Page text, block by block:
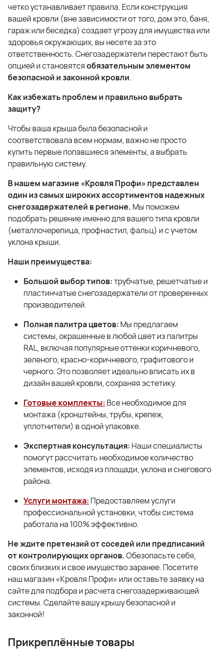
четко устанавливает правила. Если конструкция
вашей кровли (вне зависимости от того, дом это, баня,
гараж или беседка) создает угрозу для имущества или
здоровья окружающих, вы несете за это
ответственность. Снегозадержатели перестают быть
опцией и становятсяобязательным элементом
безопасной и законной кровли.
Как избежать проблем и правильно выбрать
защиту?
Чтобы ваша крыша была безопасной и
соответствовала всем нормам, важно не просто
купить первые попавшиеся элементы, а выбрать
правильную систему.
В нашем магазине «Кровля Профи» представлен
один из самых широких ассортиментов надежных
снегозадержателей в регионе. Мы поможем
подобрать решение именно для вашего типа кровли
(металлочерепица, профнастил, фальц) и с учетом
уклона крыши.
Наши преимущества:
Большой выбор типов:трубчатые, решетчатые и
пластинчатые снегозадержатели от проверенных
производителей.
Полная палитра цветов: Мы предлагаем
системы, окрашенные в любой цвет из палитры
RAL, включая популярные оттенки коричневого,
зеленого, красно-коричневого, графитового и
черного. Это позволяет идеально вписать их в
дизайн вашей кровли, сохраняя эстетику.
Готовые комплекты: Все необходимое для
монтажа (кронштейны, трубы, крепеж,
уплотнители) в одной упаковке.
Экспертная консультация: Наши специалисты
помогут рассчитать необходимое количество
элементов, исходя из площади, уклона и снегового
района.
Услуги монтажа: Предоставляем услуги
профессиональной установки, чтобы система
работала на 100% эффективно.
Не ждите претензий от соседей или предписаний
от контролирующих органов.Обезопасьте себя,
своих близких и свое имущество заранее. Посетите
наш магазин «Кровля Профи» или оставьте заявку на
сайте для подбора и расчета снегозадерживающей
системы. Сделайте вашу крышу безопасной и
законной!
Прикреплённые товары